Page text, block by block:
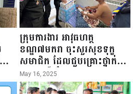
ក
ក្រុមការងារ អាវុធហត្ថ
ខណ្ឌ៧មករា ចុះសួរសុខទុក្ខ
សមាជិក ដែលជួបគ្រោះថ្នាក់
ចរាចរណ៍ កំពុងសម្រាកព្យាបាល
នៅមន្ទីរពេទ្យ!
May 16, 2025